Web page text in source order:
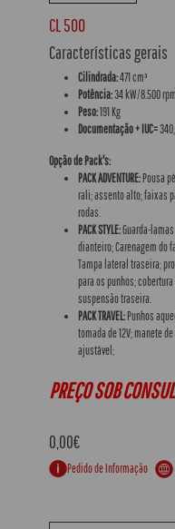
CL 500
Características gerais
Cilindrada:471 cm³
Potência:34 kW/8.500 rpm
Peso:191 Kg
Documentação + IUC=
Opção de Pack's:
PACK ADVENTURE: Pousa
rali; assento alto; faixas
rodas.
PACK STYLE:Guarda-lamas
dianteiro; Carenagem do
Tampa lateral traseira;
para os punhos; cobertura
suspensão traseira.
PACK TRAVEL: Punhos
tomada de 12V; manete
ajustável;
PREÇO SOB
0,00€
Pedido de Informação